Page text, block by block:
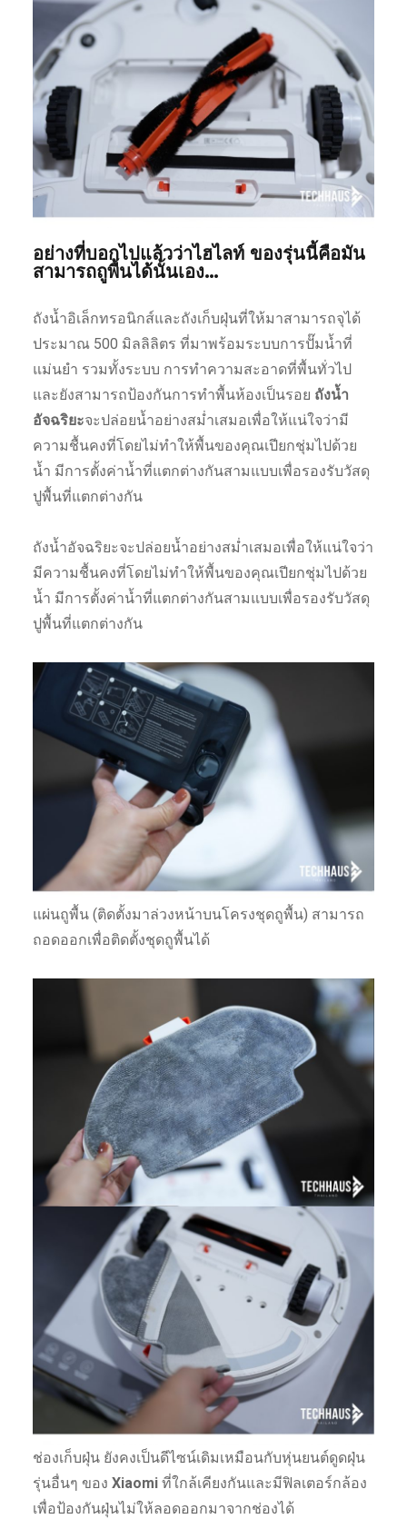
อย่างที่บอกไปแล้วว่าไฮไลท์ ของรุ่นนี้คือมัน
สามารถถูพื้นได้นั้นเอง…
ถังน้ำอิเล็กทรอนิกส์และถังเก็บฝุ่นที่ให้มาสามารถจุได้
ประมาณ 500 มิลลิลิตร ที่มาพร้อมระบบการปั๊มน้ำที่
แม่นยำ รวมทั้งระบบ การทำความสะอาดที่พื้นทั่วไป
และยังสามารถป้องกันการทำพื้นห้องเป็นรอย ถังน้ำ
อัจฉริยะจะปล่อยน้ำอย่างสม่ำเสมอเพื่อให้แน่ใจว่ามี
ความชื้นคงที่โดยไม่ทำให้พื้นของคุณเปียกชุ่มไปด้วย
น้ำ มีการตั้งค่าน้ำที่แตกต่างกันสามแบบเพื่อรองรับวัสดุ
ปูพื้นที่แตกต่างกัน
ถังน้ำอัจฉริยะจะปล่อยน้ำอย่างสม่ำเสมอเพื่อให้แน่ใจว่า
มีความชื้นคงที่โดยไม่ทำให้พื้นของคุณเปียกชุ่มไปด้วย
น้ำ มีการตั้งค่าน้ำที่แตกต่างกันสามแบบเพื่อรองรับวัสดุ
ปูพื้นที่แตกต่างกัน
แผ่นถูพื้น (ติดตั้งมาล่วงหน้าบนโครงชุดถูพื้น) สามารถ
ถอดออกเพื่อติดตั้งชุดถูพื้นได้
ช่องเก็บฝุ่น ยังคงเป็นดีไซน์เดิมเหมือนกับหุ่นยนต์ดูดฝุ่น
รุ่นอื่นๆ ของ Xiaomi ที่ใกล้เคียงกันและมีฟิลเตอร์กล้อง
เพื่อป้องกันฝุ่นไม่ให้ลอดออกมาจากช่องได้